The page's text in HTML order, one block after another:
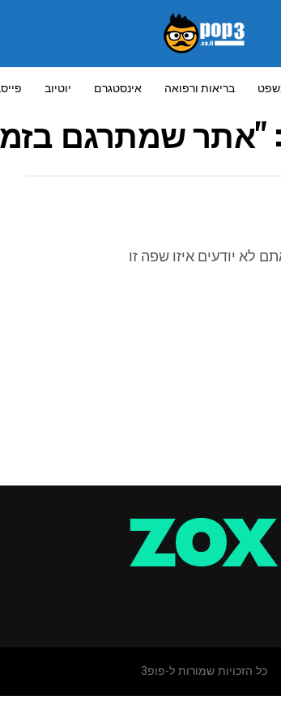
בריאות ורפואה אינסטגרם יוטיוב
"אתר שמתרגם
כל הזכויות שמורות ל-פופ3